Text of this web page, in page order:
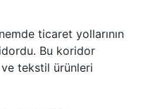
ticaret yollarının
Bu koridor
tekstil ürünleri